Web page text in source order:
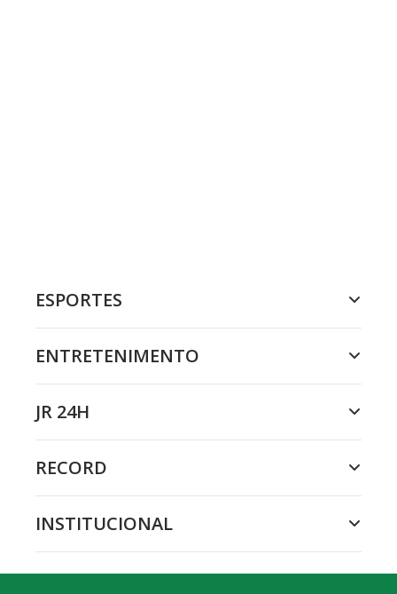
ESPORTES
ENTRETENIMENTO
JR 24H
RECORD
INSTITUCIONAL